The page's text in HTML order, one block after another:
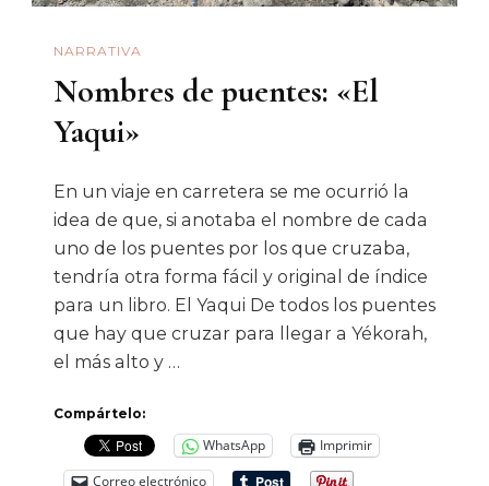
Reales)
NARRATIVA
Nombres de puentes: «El
Yaqui»
En un viaje en carretera se me ocurrió la
idea de que, si anotaba el nombre de cada
uno de los puentes por los que cruzaba,
tendría otra forma fácil y original de índice
para un libro. El Yaqui De todos los puentes
que hay que cruzar para llegar a Yékorah,
el más alto y …
Compártelo:
WhatsApp
Imprimir
Correo electrónico